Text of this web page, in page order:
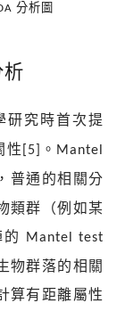
分析圖
析
研究時首次提
性 [5] 。 Mantel
普通的相關分
類群（例如某
Mantel test
物群落的相關
算有距離屬性